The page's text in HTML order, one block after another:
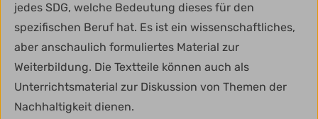
jedes SDG, welche Bedeutung dieses für den
spezifischen Beruf hat. Es ist ein wissenschaftliches,
aber anschaulich formuliertes Material zur
Weiterbildung. Die Textteile können auch als
Unterrichtsmaterial zur Diskussion von Themen der
Nachhaltigkeit dienen.